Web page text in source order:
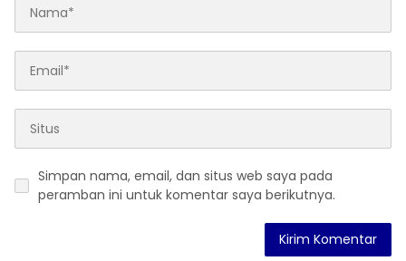
Simpan nama, email, dan situs web saya pada
peramban ini untuk komentar saya berikutnya.